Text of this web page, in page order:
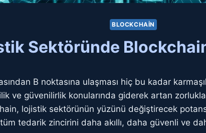
BLOCKCHAIN
Sektöründe
B noktasına ulaşması hiç bu kadar
ve güvenilirlik konularında giderek artan
lojistik sektörünün yüzünü değiştirecek
tedarik zincirini daha akıllı, daha güvenli ve